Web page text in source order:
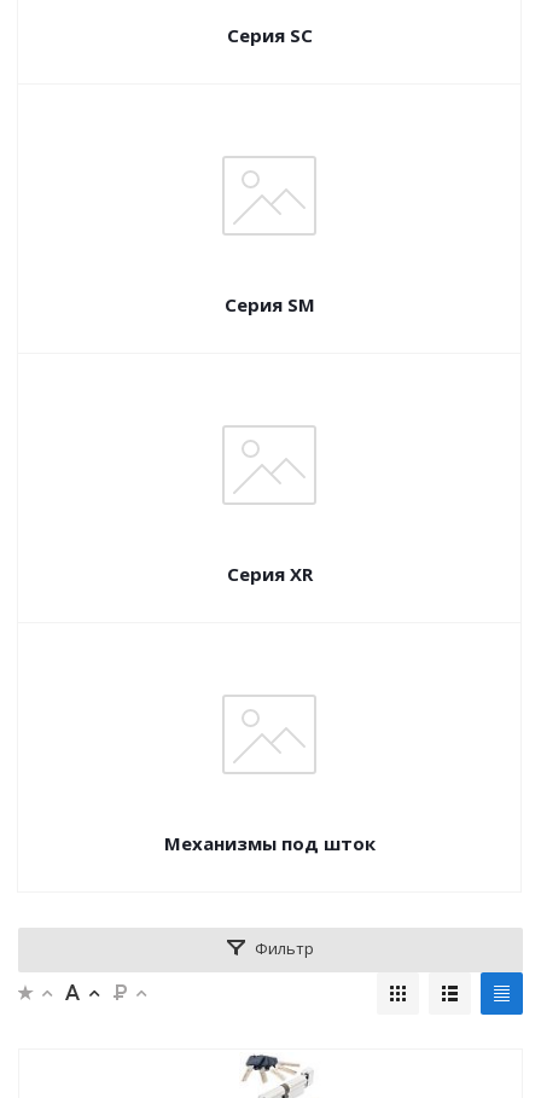
Серия SC
Серия SM
Серия XR
Механизмы под шток
Фильтр